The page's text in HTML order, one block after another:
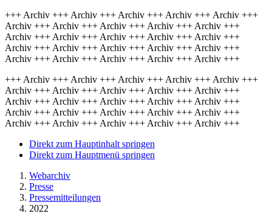
+++ Archiv +++ Archiv +++ Archiv +++ Archiv +++ Archiv +++
Archiv +++ Archiv +++ Archiv +++ Archiv +++ Archiv +++
Archiv +++ Archiv +++ Archiv +++ Archiv +++ Archiv +++
Archiv +++ Archiv +++ Archiv +++ Archiv +++ Archiv +++
Archiv +++ Archiv +++ Archiv +++ Archiv +++ Archiv +++
+++ Archiv +++ Archiv +++ Archiv +++ Archiv +++ Archiv +++
Archiv +++ Archiv +++ Archiv +++ Archiv +++ Archiv +++
Archiv +++ Archiv +++ Archiv +++ Archiv +++ Archiv +++
Archiv +++ Archiv +++ Archiv +++ Archiv +++ Archiv +++
Archiv +++ Archiv +++ Archiv +++ Archiv +++ Archiv +++
Direkt zum Hauptinhalt springen
Direkt zum Hauptmenü springen
Webarchiv
Presse
Pressemitteilungen
2022